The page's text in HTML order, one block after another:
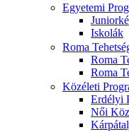
Egyetemi
Iskolák
Roma
Roma
Roma
Közéleti
Erdélyi
Női